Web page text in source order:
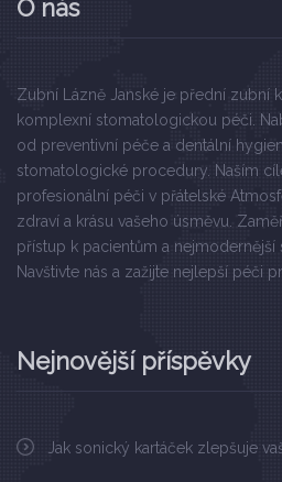
O nás
Zubní Lázně Janské je přední zubní
komplexní stomatologickou péči.
od preventivní péče a dentální
stomatologické procedury. Naším
profesionální péči v přátelské
zdraví a krásu vašeho úsměvu.
přístup k pacientům a
Navštivte nás a zažijte nejlepší péči
Nejnovější příspěvky
Jak sonický kartáček zlepšuje